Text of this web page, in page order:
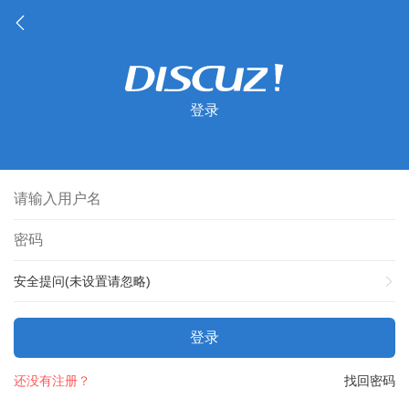
登录
安全提问(未设置请忽略)
登录
找回密码
还没有注册？